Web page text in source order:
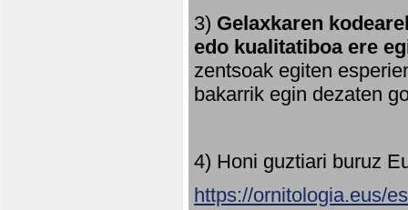
3) Gelaxkaren
edo kualitatiboa ere
zentsoak egiten
bakarrik egin dezaten
4) Honi guztiari buruz
https://ornitologia.eus/